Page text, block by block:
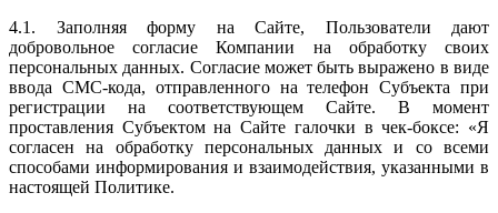
4.1. Заполняя форму на Сайте, Пользователи дают
добровольное согласие Компании на обработку своих
персональных данных. Согласие может быть выражено в виде
ввода СМС-кода, отправленного на телефон Субъекта при
регистрации на соответствующем Сайте. В момент
проставления Субъектом на Сайте галочки в чек-боксе: «Я
согласен на обработку персональных данных и со всеми
способами информирования и взаимодействия, указанными в
настоящей Политике.